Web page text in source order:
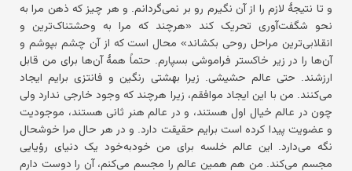
و تا نتیجهٔ لازم را از آن نگیرم رو بر نمی‌گردانم. و هر چیز که ذهن مرا به
نحو شگفت‌آوری تحریک کند «هرچند که مرا به وحشتناک‌ترین و
انقلابی‌ترین مراحل روحی بکشاند» محال است که از آن چشم بپوشم و
آن‌ها را در زیر خاکستر فراموشی بسپارم. حتماً همهٔ آن‌ها برای من قابل
ارزشند. حتی عالم حشیشی. زیرا بهشتی رنگین و فانتزی برایم ایجاد
می‌کنند. من با این ایجاد موافقم، زیرا هرچند که وجود خارجی ندارد ولی
چون در عالم خیال اول هستند، و در عالم هنر ثانی هستند، موجودیت
و عضویت پیدا کرده است برایم حقیقت دارد. و در هر حال مرا خوشحال
نگه می‌دارد. این عالم خلسه برای من خود‌به‌خود یک دنیای رؤیایی
مجسم می‌کند. من هم همین عالم را مجسم می‌کنم، آن را دوست دارم